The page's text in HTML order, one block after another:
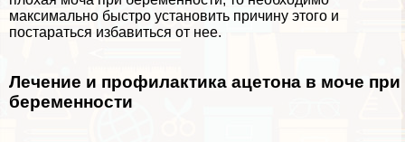
максимально быстро установить причину этого и
постараться избавиться от нее.
Лечение и профилактика ацетона в моче при
беременности